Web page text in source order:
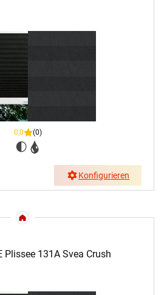
0,0 (0)
Konfigurieren
Plissee 131A Svea Crush